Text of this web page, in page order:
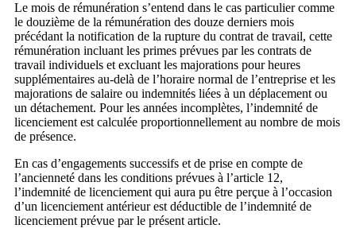
Le mois de rémunération s’entend dans le cas particulier comme
le douzième de la rémunération des douze derniers mois
précédant la notification de la rupture du contrat de travail, cette
rémunération incluant les primes prévues par les contrats de
travail individuels et excluant les majorations pour heures
supplémentaires au-delà de l’horaire normal de l’entreprise et les
majorations de salaire ou indemnités liées à un déplacement ou
un détachement. Pour les années incomplètes, l’indemnité de
licenciement est calculée proportionnellement au nombre de mois
de présence.
En cas d’engagements successifs et de prise en compte de
l’ancienneté dans les conditions prévues à l’article 12,
l’indemnité de licenciement qui aura pu être perçue à l’occasion
d’un licenciement antérieur est déductible de l’indemnité de
licenciement prévue par le présent article.